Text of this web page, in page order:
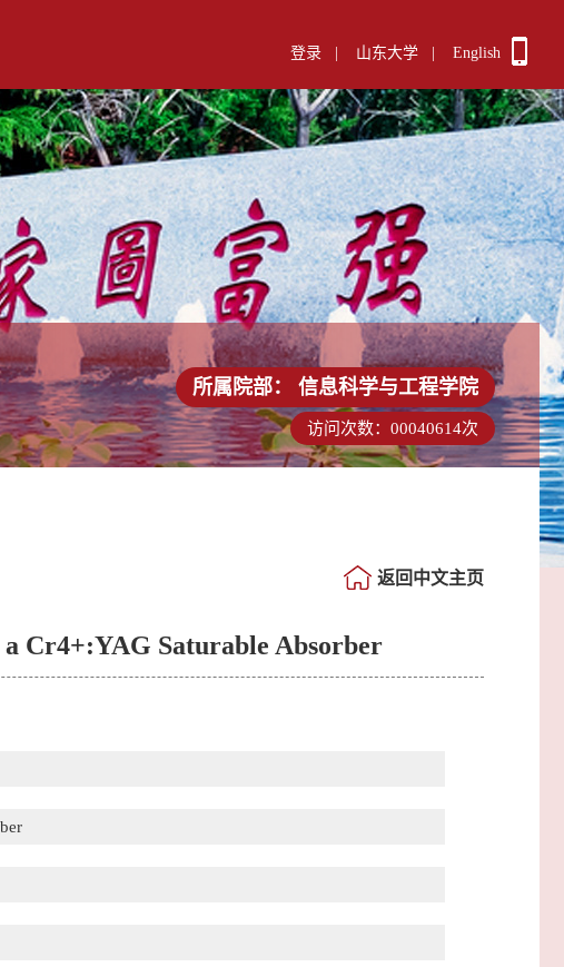
登录 山东大学 English
所属院部： 信息科学与工程学院
访问次数： 00040614次
返回中文主页
Cr4+:YAG Saturable Absorber